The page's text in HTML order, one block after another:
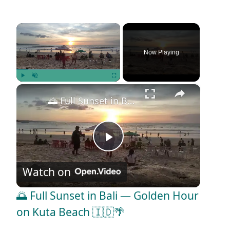
×
Play Unmute Fullscreen
Now Playing
×
P
l
a
🌅 Full Sunset in Bali — Golden Hour on Kuta Beach 🇮🇩🌴
Watch on
🌅 Full Sunset in Bali — Golden Hour
on Kuta Beach 🇮🇩🌴